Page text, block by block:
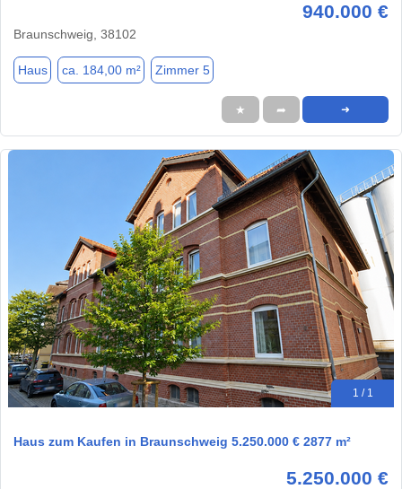
940.000 €
Braunschweig, 38102
Haus ca. 184,00 m² Zimmer 5
★ ➦ ➜
1 / 1
Haus zum Kaufen in Braunschweig 5.250.000 € 2877 m²
5.250.000 €